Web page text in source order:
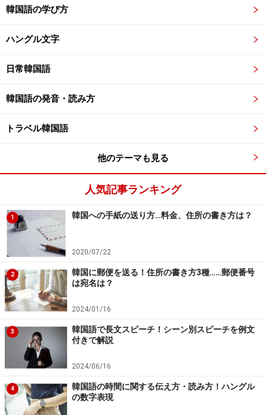
집중입니다（ナムジャチング（ヨジャチング） モジプ
チュンイムニダ／彼氏（彼女）募集中です）」というよ
うな一言は場を盛り上げてくれると思いますよ。
韓国語長文スピーチ2：私の家族
祖父母、両親には敬語を用いたいものですね
家族を大切にする韓国の方々へ、ご自身の家族の紹介を
してみては？ 冒頭の名前の紹介、最後の「カムサハムニ
ダ」は省略しますね。
저희 가족에 대해 소개하고자 합니다.
（チョイ カジョゲテヘ ソゲハゴジャ ハムニダ／私
の家族について紹介しようと思います）
저희 아버지는 공무원이십니다.
（チョイ アボジヌン コンムウォニシムニダ／父は公
務員でいらっしゃいます）
요코하마 시청에서 세금에 관한 일을 하십니다.
（シチョンエソ セグメ クァナン イルル ハシムニ
ダ／横浜市役所で税金に関する仕事をしています）
어머니는 전업주부십니다.
（オモニヌン チョチョプチュブシムニダ／母は専業主
韓国語の学び方
ハングル文字
日常韓国語
韓国語の発音・読み方
トラベル韓国語
他のテーマも見る
人気記事ランキング
1 韓国への手紙の送り方…料金、住所の書き方は？
2020/07/22
2
韓国に郵便を送る！住所の書き方3種……郵便番号
は宛名は？
2024/01/16
3
韓国語で長文スピーチ！シーン別スピーチを例文
付きで解説
2024/06/16
4
韓国語の時間に関する伝え方・読み方！ハングル
の数字表現